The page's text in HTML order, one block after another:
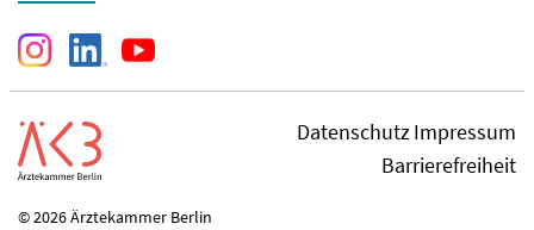
DatenschutzImpressum
Barrierefreiheit
© 2026 Ärztekammer Berlin